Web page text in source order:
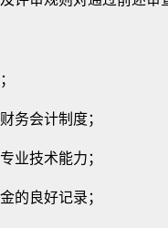
务会计制度；
业技术能力；
的良好记录；